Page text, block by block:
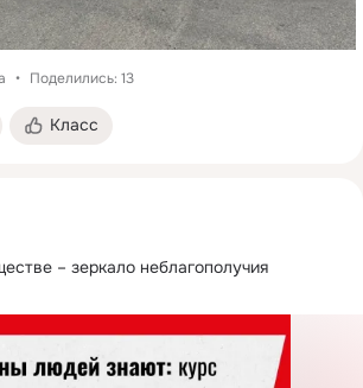
Поделились: 13
Класс
– зеркало неблагополучия